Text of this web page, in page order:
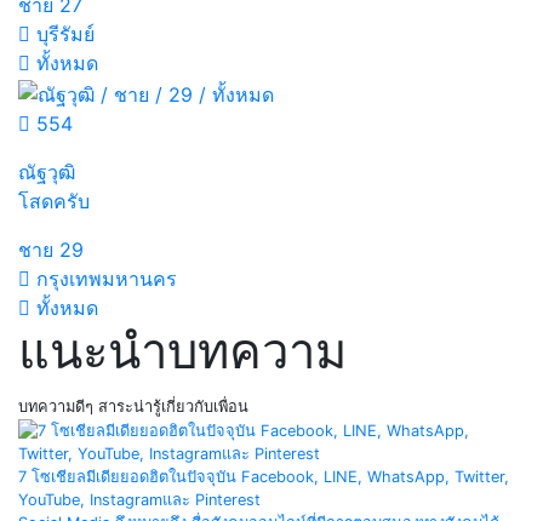
ชาย 27
บุรีรัมย์
ทั้งหมด
554
ณัฐวุฒิ
โสดครับ
ชาย 29
กรุงเทพมหานคร
ทั้งหมด
แนะนำบทความ
บทความดีๆ สาระน่ารู้เกี่ยวกับเพื่อน
7 โซเชียลมีเดียยอดฮิตในปัจจุบัน Facebook, LINE, WhatsApp, Twitter,
YouTube, Instagramและ Pinterest